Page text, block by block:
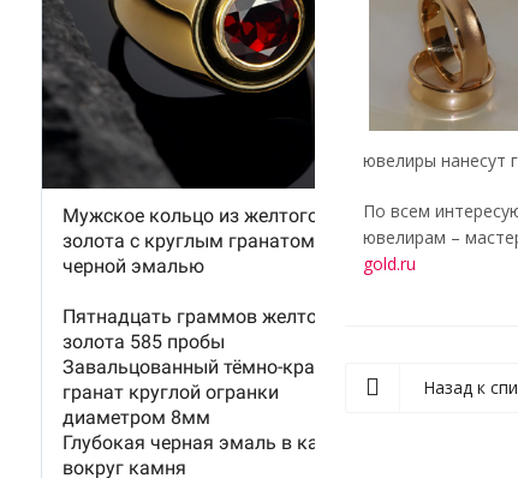
ювелиры нанесут
По всем
ювелирам –
gold.ru
Назад к